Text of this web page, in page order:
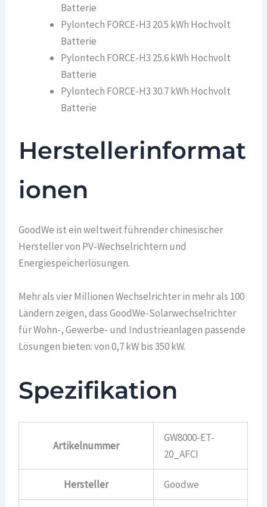
Batterie
Pylontech FORCE-H3 20.5 kWh Hochvolt
Batterie
Pylontech FORCE-H3 25.6 kWh Hochvolt
Batterie
Pylontech FORCE-H3 30.7 kWh Hochvolt
Batterie
Herstellerinformat
ionen
GoodWe ist ein weltweit führender chinesischer
Hersteller von PV-Wechselrichtern und
Energiespeicherlösungen.
Mehr als vier Millionen Wechselrichter in mehr als 100
Ländern zeigen, dass GoodWe-Solarwechselrichter
für Wohn-, Gewerbe- und Industrieanlagen passende
Lösungen bieten: von 0,7 kW bis 350 kW.
Spezifikation
Artikelnummer
GW8000-ET-
20_AFCI
Hersteller Goodwe